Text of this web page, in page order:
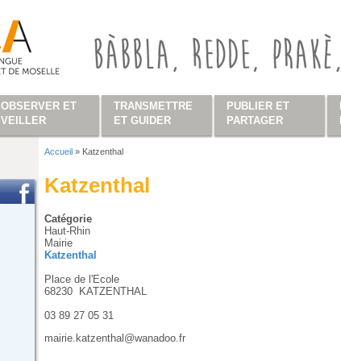
Accueil » Katzenthal
Katzenthal
Catégorie
Haut-Rhin
Mairie
Katzenthal
Place de l'Ecole
68230
KATZENTHAL
03 89 27 05 31
mairie.katzenthal@wanadoo.fr
OBSERVER ET
VEILLER
TRANSMETTRE
ET GUIDER
PUBLIER ET
PARTAGER